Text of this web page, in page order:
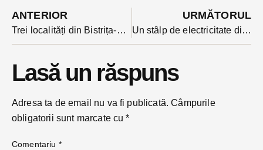
ANTERIOR
Trei localități din Bistrița-Năsăud au rămas fără gaze naturale din cauza unui incident la rețea
URMĂTORUL
Un stâlp de electricitate din Bistrița s-a rupt din cauza vântului puternic de luni seara
Lasă un răspuns
Adresa ta de email nu va fi publicată. Câmpurile
obligatorii sunt marcate cu*
Comentariu *